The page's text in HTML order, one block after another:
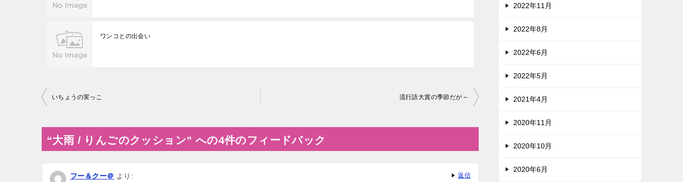
ワンコとの出会い
投
ナ
ビ
ー
いちょうの実っこ 流行語大賞の季節だが～
“大雨 / りんごのクッション” への4件のフィードバック
フー＆クー＠ より: 返信
2022年11月
2022年8月
2022年6月
2022年5月
2021年4月
2020年11月
2020年10月
2020年6月